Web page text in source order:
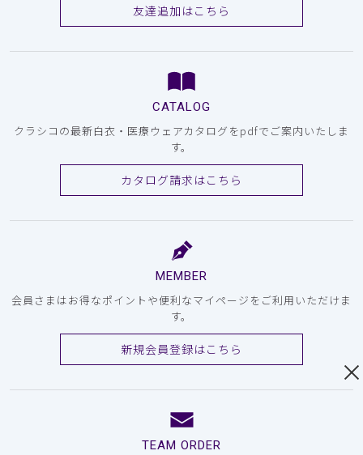
友達追加はこちら
CATALOG
クラシコの最新白衣・医療ウェアカタログをpdfでご案内いたしま
す。
カタログ請求はこちら
MEMBER
会員さまはお得なポイントや便利なマイページをご利用いただけま
す。
新規会員登録はこちら
TEAM ORDER